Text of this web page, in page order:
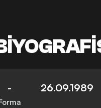
- 26.09.1989